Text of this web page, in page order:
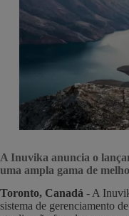
A Inuvika anuncia o
uma ampla gama de
Toronto, Canadá - A
sistema de gerenciamento